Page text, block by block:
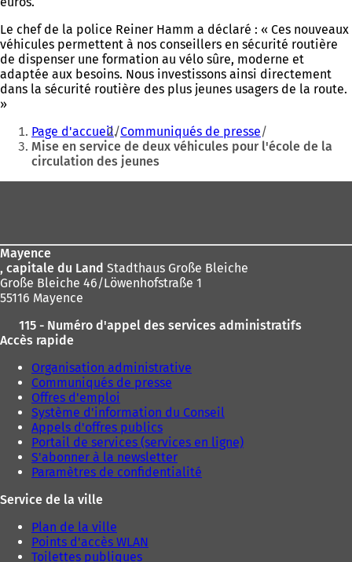
Le chef de la police Reiner Hamm a déclaré : « Ces nouveaux
véhicules permettent à nos conseillers en sécurité routière
de dispenser une formation au vélo sûre, moderne et
adaptée aux besoins. Nous investissons ainsi directement
dans la sécurité routière des plus jeunes usagers de la route.
»
Vous
êtes
:
Page d'accueil Communiqués de presse
Mise en service de deux véhicules pour l'école de la
circulation des jeunes
Mayence
, capitale du Land Stadthaus Große Bleiche
Große Bleiche 46/Löwenhofstraße 1
55116 Mayence
115 - Numéro d'appel des services administratifs
Accès rapide
Organisation administrative
Communiqués de presse
Offres d'emploi
Système d'information du Conseil
Appels d'offres publics
Portail de services (services en ligne)
S'abonner à la newsletter
Paramètres de confidentialité
Service de la ville
Plan de la ville
Points d'accès WLAN
Toilettes publiques